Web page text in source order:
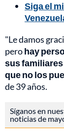
Siga el
"Le damos
perohay
sus
que no los
de 39 años.
Síganos en
noticias de